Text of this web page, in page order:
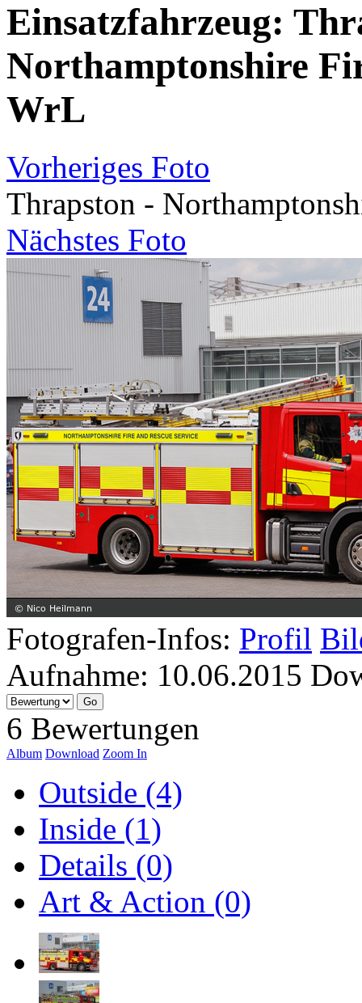
Einsatzfahrzeug:
Northamptonshire
WrL
Vorheriges Foto
Thrapston -
Nächstes Foto
Fotografen-Infos: Profil
Aufnahme: 10.06.2015
6 Bewertungen
Album Download Zoom In
Outside (4)
Inside (1)
Details (0)
Art & Action (0)